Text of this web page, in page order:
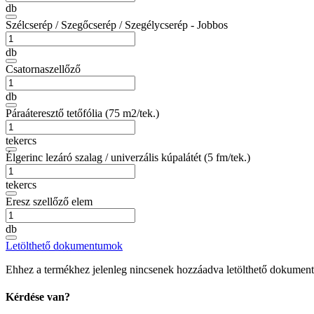
db
Szélcserép / Szegőcserép / Szegélycserép - Jobbos
db
Csatornaszellőző
db
Páraáteresztő tetőfólia (75 m2/tek.)
tekercs
Élgerinc lezáró szalag / univerzális kúpalátét (5 fm/tek.)
tekercs
Eresz szellőző elem
db
Letölthető dokumentumok
Ehhez a termékhez jelenleg nincsenek hozzáadva letölthető
Kérdése van?